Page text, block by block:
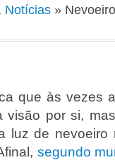
Notícias »
que às vezes
visão por si,
luz de nevoeiro
segundo